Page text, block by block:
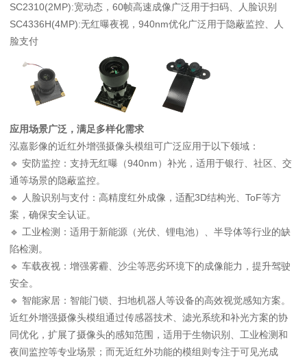
SC2310(2MP):宽动态，60帧高速成像广泛用于扫码、人脸识别
SC4336H(4MP):无红曝夜视，940nm优化广泛用于隐蔽监控、人
脸支付
应用场景广泛，满足多样化需求
泓嘉影像的近红外增强摄像头模组可广泛应用于以下领域：
🔹 安防监控：支持无红曝（940nm）补光，适用于银行、社区、交
通等场景的隐蔽监控。
🔹 人脸识别与支付：高精度红外成像，适配3D结构光、ToF等方
案，确保安全认证。
🔹 工业检测：适用于新能源（光伏、锂电池）、半导体等行业的缺
陷检测。
🔹 车载夜视：增强雾霾、沙尘等恶劣环境下的成像能力，提升驾驶
安全。
🔹 智能家居：智能门锁、扫地机器人等设备的高效视觉感知方案。
近红外增强摄像头模组通过传感器技术、滤光系统和补光方案的协
同优化，扩展了摄像头的感知范围，适用于生物识别、工业检测和
夜间监控等专业场景；而无近红外功能的模组则专注于可见光成